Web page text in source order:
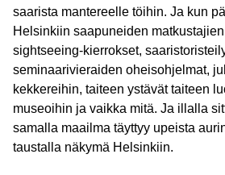
saarista mantereelle töihin. Ja kun
Helsinkiin saapuneiden
sightseeing-kierrokset,
seminaarivieraiden oheisohjelmat,
kekkereihin, taiteen ystävät taiteen
museoihin ja vaikka mitä. Ja illalla
samalla maailma täyttyy upeista
taustalla näkymä Helsinkiin.